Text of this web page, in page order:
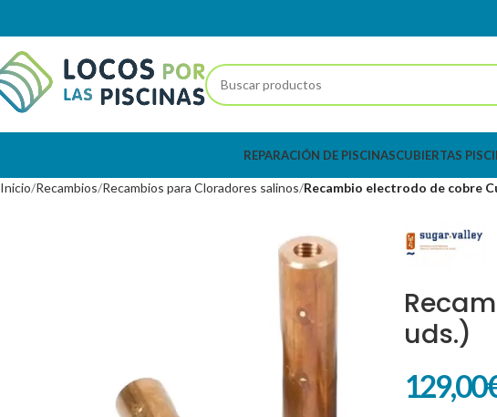
REPARACIÓN DE PISCINASCUBIERTAS
Inicio Recambios Recambios para Cloradores salinos Recambio electrodo de cobre
uds.)
129,00